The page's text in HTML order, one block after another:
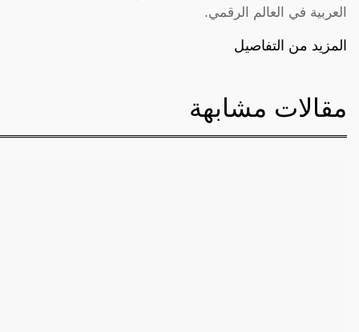
العربية في العالم الرقمي.
المزيد من التفاصيل
مقالات مشابهة